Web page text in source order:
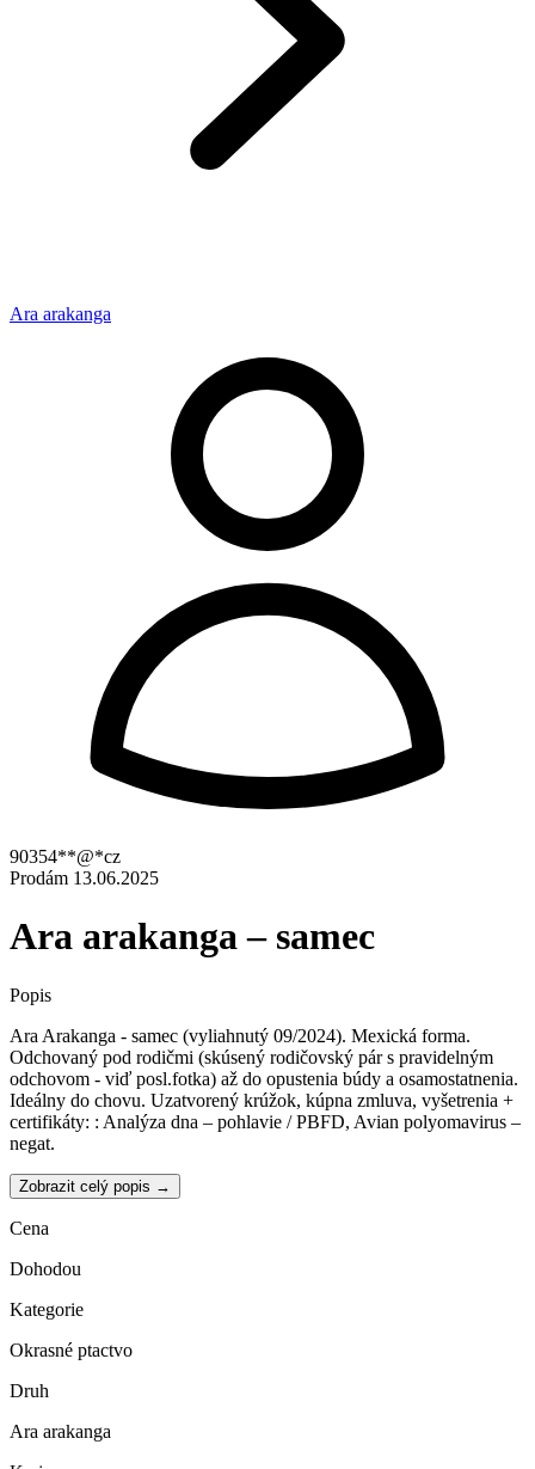
Ara arakanga
90354**@*cz
Prodám 13.06.2025
Ara arakanga – samec
Popis
Ara Arakanga - samec (vyliahnutý 09/2024). Mexická forma.
Odchovaný pod rodičmi (skúsený rodičovský pár s pravidelným
odchovom - viď posl.fotka) až do opustenia búdy a osamostatnenia.
Ideálny do chovu. Uzatvorený krúžok, kúpna zmluva, vyšetrenia +
certifikáty: : Analýza dna – pohlavie / PBFD, Avian polyomavirus –
negat.
Zobrazit celý popis →
Cena
Dohodou
Kategorie
Okrasné ptactvo
Druh
Ara arakanga